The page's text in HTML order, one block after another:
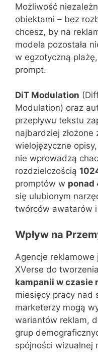
Możliwość
obiektami – bez
chcesz, by na
modela pozostała
w egzotyczną
prompt.
DiT Modulation
Modulation) oraz
przepływu tekstu
najbardziej złożone
wielojęzyczne
nie wprowadzą
rozdzielczością
promptów w ponad
się ulubionym
twórców awatarów
Wpływ na
Agencje
XVerse do tworzenia
kampanii w czasie
miesięcy pracy nad
marketerzy mogą
wariantów reklam,
grup
spójności wizualnej